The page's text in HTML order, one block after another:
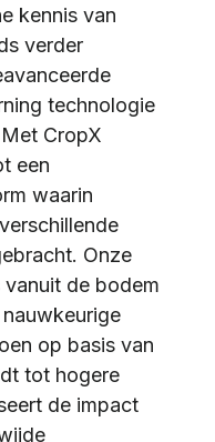
kennis van
verder
technologie
CropX
een
waarin
Onze
de bodem
op basis van
tot hogere
de impact